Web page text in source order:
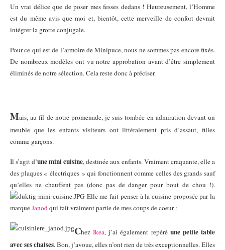
Un vrai délice que de poser mes fesses dedans ! Heureusement, l’Homme
est du même avis que moi et, bientôt, cette merveille de confort devrait
intégrer la grotte conjugale.
Pour ce qui est de l’armoire de Minipuce, nous ne sommes pas encore fixés.
De nombreux modèles ont vu notre approbation avant d’être simplement
éliminés de notre sélection. Cela reste donc à préciser.
Mais, au fil de notre promenade, je suis tombée en admiration devant un
meuble que les enfants visiteurs ont littéralement pris d’assaut, filles
comme garçons.
Il s’agit d’une mini cuisine, destinée aux enfants. Vraiment craquante, elle a
des plaques « électriques » qui fonctionnent comme celles des grands sauf
qu’elles ne chauffent pas (donc pas de danger pour bout de chou !).
Elle me fait penser à la cuisine proposée par la
marqueJanodqui fait vraiment partie de mes coups de coeur :
ChezIkea, j’ai également repéré une petite table
avec ses chaises. Bon, j’avoue, elles n’ont rien de très exceptionnelles. Elles